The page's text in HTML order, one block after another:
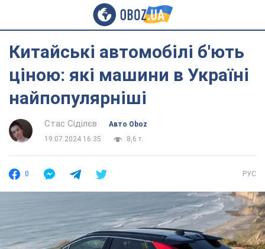
Китайські автомобілі б'ють
ціною: які машини в Україні
найпопулярніші
Стас Сіділєв
Авто Oboz
19.07.2024 16:35
8,6 т.
0 РУС